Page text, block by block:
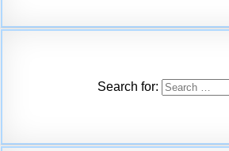
Search for: